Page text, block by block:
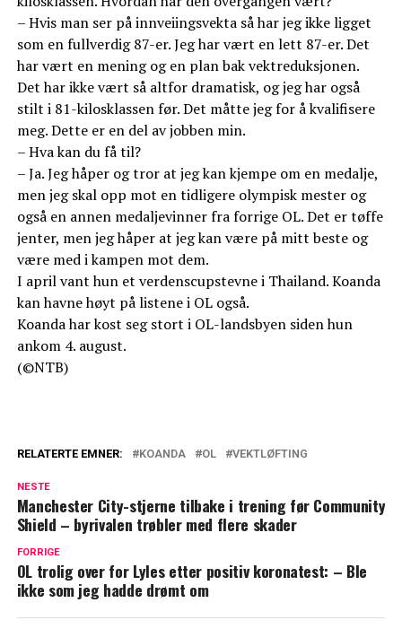
– Hvis man ser på innveiingsvekta så har jeg ikke ligget
som en fullverdig 87-er. Jeg har vært en lett 87-er. Det
har vært en mening og en plan bak vektreduksjonen.
Det har ikke vært så altfor dramatisk, og jeg har også
stilt i 81-kilosklassen før. Det måtte jeg for å kvalifisere
meg. Dette er en del av jobben min.
– Hva kan du få til?
– Ja. Jeg håper og tror at jeg kan kjempe om en medalje,
men jeg skal opp mot en tidligere olympisk mester og
også en annen medaljevinner fra forrige OL. Det er tøffe
jenter, men jeg håper at jeg kan være på mitt beste og
være med i kampen mot dem.
I april vant hun et verdenscupstevne i Thailand. Koanda
kan havne høyt på listene i OL også.
Koanda har kost seg stort i OL-landsbyen siden hun
ankom 4. august.
(©NTB)
RELATERTE EMNER: KOANDA OL VEKTLØFTING
NESTE
Manchester City-stjerne tilbake i trening før Community
Shield – byrivalen trøbler med flere skader
FORRIGE
OL trolig over for Lyles etter positiv koronatest: – Ble
ikke som jeg hadde drømt om